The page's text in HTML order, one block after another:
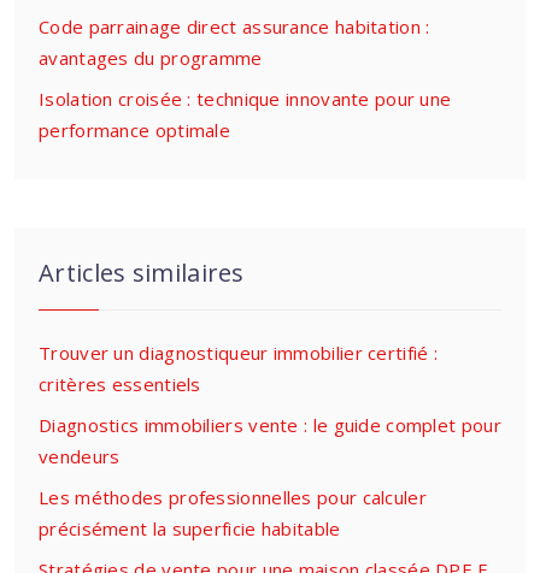
Code parrainage direct assurance habitation :
avantages du programme
Isolation croisée : technique innovante pour une
performance optimale
Articles similaires
Trouver un diagnostiqueur immobilier certifié :
critères essentiels
Diagnostics immobiliers vente : le guide complet pour
vendeurs
Les méthodes professionnelles pour calculer
précisément la superficie habitable